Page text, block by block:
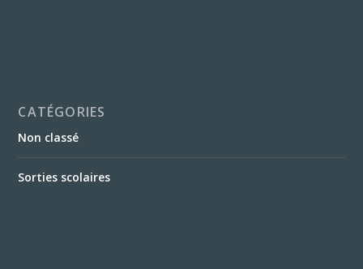
CATÉGORIES
Non classé
Sorties scolaires